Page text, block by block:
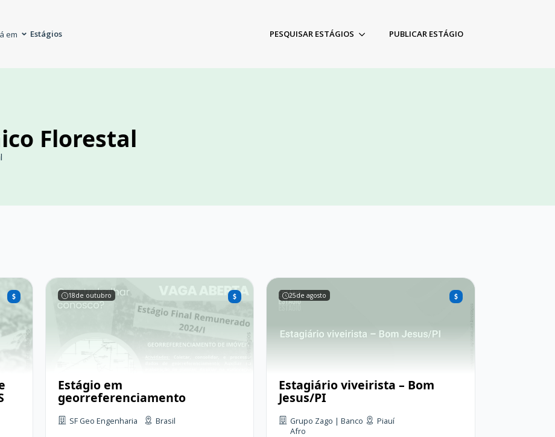
em Estágios PESQUISAR ESTÁGIOS PUBLICAR ESTÁGIO
Florestal
18de outubro
Estágio em
georreferenciamento
SF Geo Engenharia Brasil
25de agosto
Estagiário viveirista – Bom
Jesus/PI
Grupo Zago | Banco
Afro
Piauí